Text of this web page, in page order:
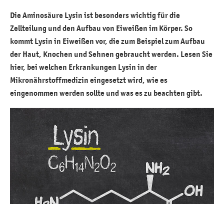
Die Aminosäure Lysin ist besonders wichtig für die
Zellteilung und den Aufbau von Eiweißen im Körper. So
kommt Lysin in Eiweißen vor, die zum Beispiel zum Aufbau
der Haut, Knochen und Sehnen gebraucht werden. Lesen Sie
hier, bei welchen Erkrankungen Lysin in der
Mikronährstoffmedizin eingesetzt wird, wie es
eingenommen werden sollte und was es zu beachten gibt.